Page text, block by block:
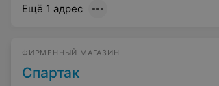
Ещё 1 адрес
ФИРМЕННЫЙ МАГАЗИН
Спартак